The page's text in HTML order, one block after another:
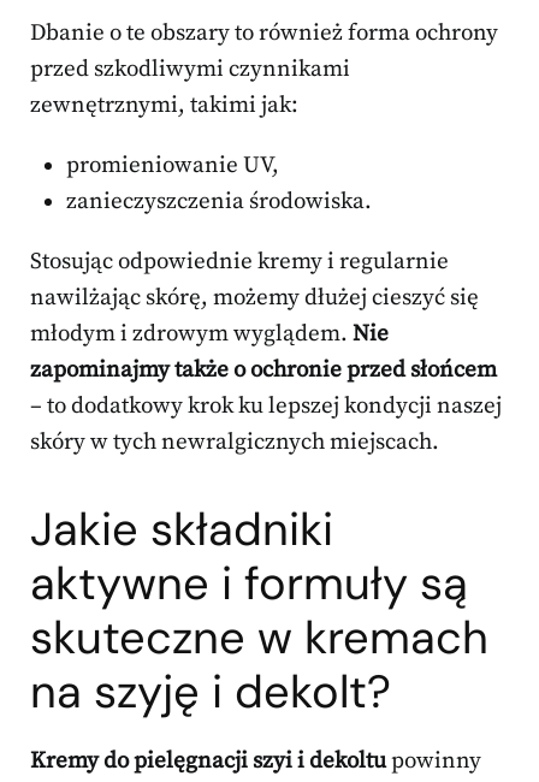
Dbanie o te obszary to również forma ochrony
przed szkodliwymi czynnikami
zewnętrznymi, takimi jak:
promieniowanie UV,
zanieczyszczenia środowiska.
Stosując odpowiednie kremy i regularnie
nawilżając skórę, możemy dłużej cieszyć się
młodym i zdrowym wyglądem. Nie
zapominajmy także o ochronie przed słońcem
– to dodatkowy krok ku lepszej kondycji naszej
skóry w tych newralgicznych miejscach.
Jakie składniki
aktywne i formuły są
skuteczne w kremach
na szyję i dekolt?
Kremy do pielęgnacji szyi i dekoltupowinny